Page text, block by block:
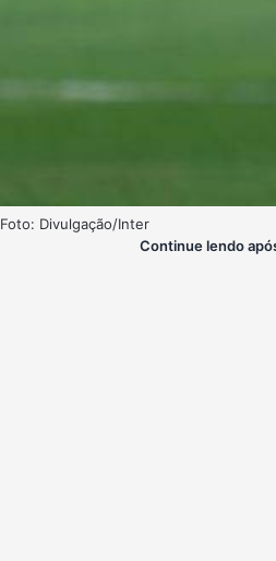
Foto: Divulgação/Inter
Continue lendo